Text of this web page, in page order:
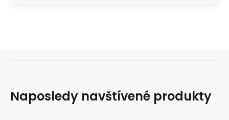
Naposledy navštívené produkty